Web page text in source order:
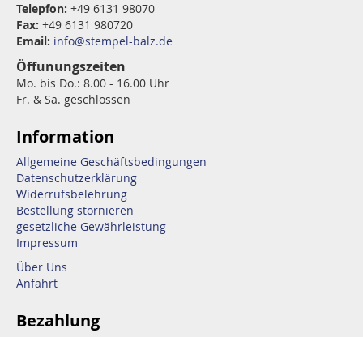
Telepfon: +49 6131 98070
Fax: +49 6131 980720
Email: info@stempel-balz.de
Öffunungszeiten
Mo. bis Do.: 8.00 - 16.00 Uhr
Fr. & Sa. geschlossen
Information
Allgemeine Geschäftsbedingungen
Datenschutzerklärung
Widerrufsbelehrung
Bestellung stornieren
gesetzliche Gewährleistung
Impressum
Über Uns
Anfahrt
Bezahlung